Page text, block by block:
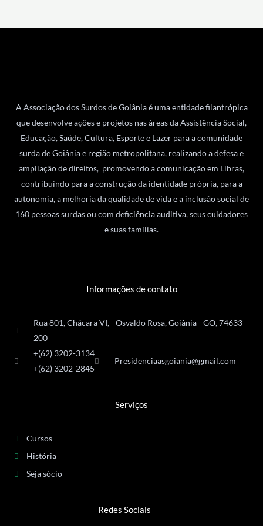
A Associação dos Surdos de Goiânia é uma entidade filantrópica
que desenvolve ações e projetos nas áreas da Assistência Social,
Educação, Saúde, Cultura, Esporte e Lazer para a comunidade
surda de Goiânia e região metropolitana, realizando a defesa e
ampliação de direitos, promovendo a comunicação em Libras,
contribuindo para a construção da identidade própria, para a
autonomia, a melhoria da qualidade de vida e a inclusão social de
160 pessoas surdas ou com deficiência auditiva, seus cuidadores
e suas famílias.
Informações de contato
Rua 801, Chácara VI, - Osvaldo Rosa, Goiânia - GO, 74633-
200
+(62) 3202-3134
+(62) 3202-2845
Presidenciaasgoiania@gmail.com
Serviços
Cursos
História
Seja sócio
Redes Sociais